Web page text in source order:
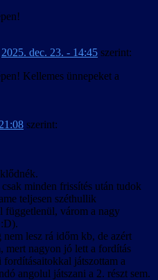
2025. dec. 23. - 14:45 szerint:
Kellemes ünnepeket a
szerint:
minden frissítés után tudok
teljesen széthullik
függetlenül, várom a nagy
lesz rá időm kb, de azért
mert nagyon jó lett a fordítás
fordításaitokkal játszottam a
angolul játszani a 2. részt sem.